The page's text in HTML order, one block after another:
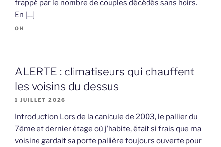
frappé par le nombre de couples décédés sans hoirs.
En […]
OH
ALERTE : climatiseurs qui chauffent
les voisins du dessus
1 JUILLET 2026
Introduction Lors de la canicule de 2003, le pallier du
7ème et dernier étage où j’habite, était si frais que ma
voisine gardait sa porte pallière toujours ouverte pour